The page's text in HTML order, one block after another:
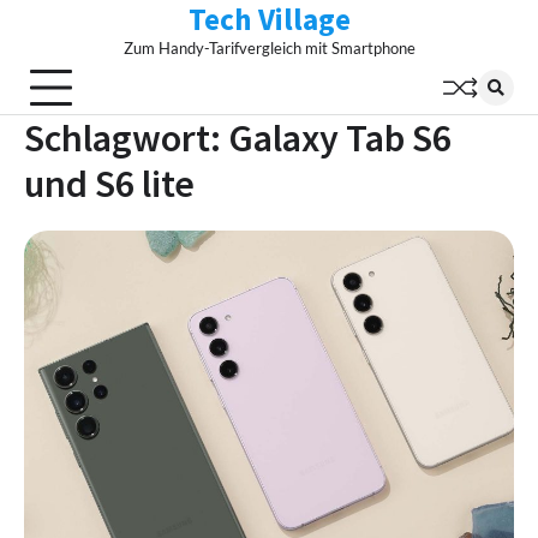
content
Tech Village
Zum Handy-Tarifvergleich mit Smartphone
Schlagwort: Galaxy Tab S6
und S6 lite